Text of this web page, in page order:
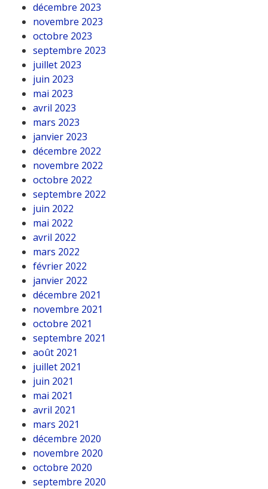
décembre 2023
novembre 2023
octobre 2023
septembre 2023
juillet 2023
juin 2023
mai 2023
avril 2023
mars 2023
janvier 2023
décembre 2022
novembre 2022
octobre 2022
septembre 2022
juin 2022
mai 2022
avril 2022
mars 2022
février 2022
janvier 2022
décembre 2021
novembre 2021
octobre 2021
septembre 2021
août 2021
juillet 2021
juin 2021
mai 2021
avril 2021
mars 2021
décembre 2020
novembre 2020
octobre 2020
septembre 2020